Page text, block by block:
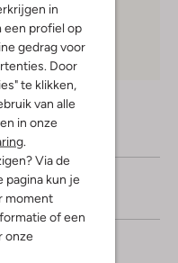
in
een profiel op
gedrag voor
Door
te klikken,
van alle
in onze
.
Via de
pagina kun je
moment
of een
onze